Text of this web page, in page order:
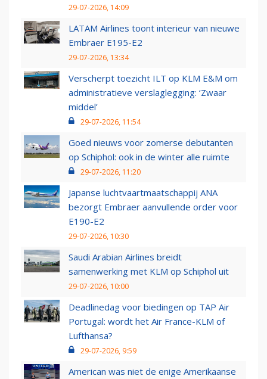
29-07-2026, 14:09
LATAM Airlines toont interieur van nieuwe
Embraer E195-E2
29-07-2026, 13:34
Verscherpt toezicht ILT op KLM E&M om
administratieve verslaglegging: ‘Zwaar
middel’
29-07-2026, 11:54
Goed nieuws voor zomerse debutanten
op Schiphol: ook in de winter alle ruimte
29-07-2026, 11:20
Japanse luchtvaartmaatschappij ANA
bezorgt Embraer aanvullende order voor
E190-E2
29-07-2026, 10:30
Saudi Arabian Airlines breidt
samenwerking met KLM op Schiphol uit
29-07-2026, 10:00
Deadlinedag voor biedingen op TAP Air
Portugal: wordt het Air France-KLM of
Lufthansa?
29-07-2026, 9:59
American was niet de enige Amerikaanse